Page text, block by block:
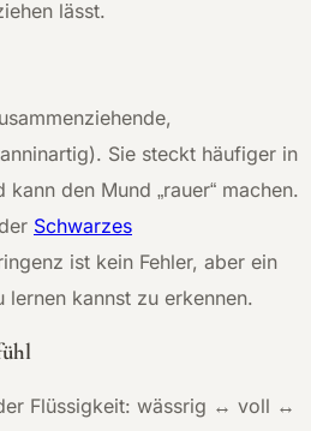
lässt.
Sie steckt häufiger in
den Mund „rauer“ machen.
Schwarzes
ist kein Fehler, aber ein
kannst zu erkennen.
Flüssigkeit: wässrig ↔ voll ↔